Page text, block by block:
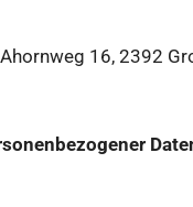
16, 2392